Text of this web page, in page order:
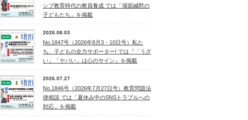
シブ教育時代の教員養成 では「場面緘黙の
子どもたち」を掲載
2026.08.03
No.1847号（2026年8月3・10日号）私た
ち、子どもの全力サポーター! では『「うざ
い」「ヤバい」は心のサイン』を掲載
2026.07.27
No.1846号（2026年7月27日号）教育問題法
律相談 では「夏休み中のSNSトラブルへの
対応」を掲載